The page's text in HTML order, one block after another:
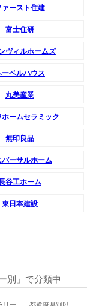
ァースト住建
富士住研
ヴィルホームズ
ーベルハウス
丸美産業
ホームセラミック
無印良品
バーサルホーム
谷工ホーム
東日本建設
別」で分類中